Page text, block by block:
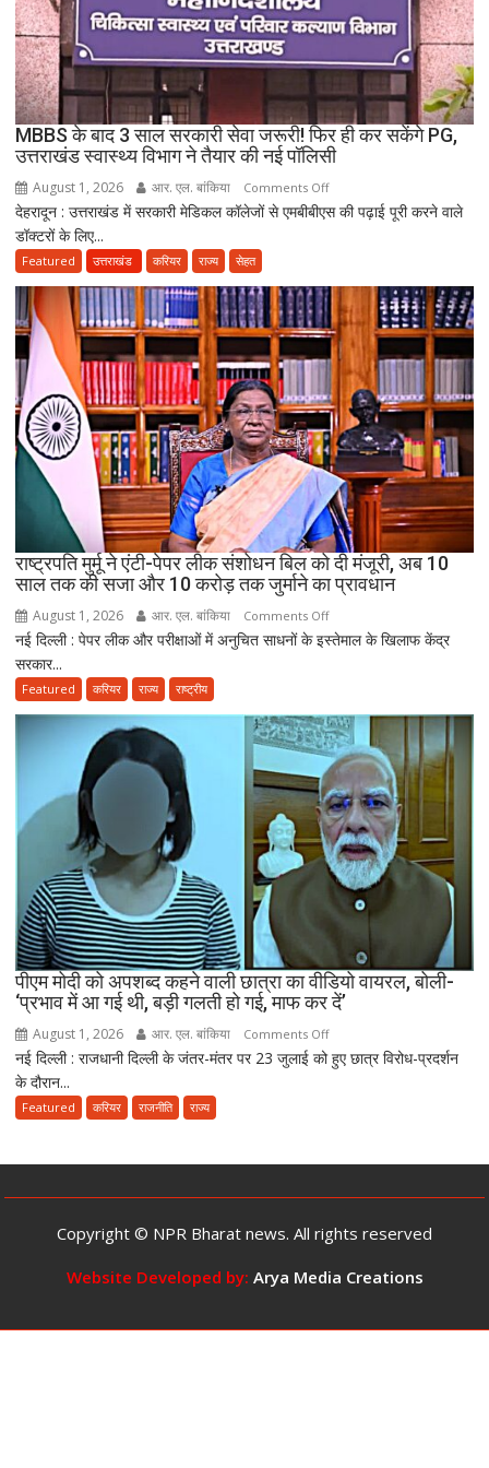
दो
की
दर्दनाक
मौत,
दो
अब
भी
लापता
MBBS के बाद 3 साल सरकारी सेवा जरूरी! फिर ही कर सकेंगे PG,
उत्तराखंड स्वास्थ्य विभाग ने तैयार की नई पॉलिसी
August 1, 2026 आर. एल. बांकिया Comments Offon
MBBS
3
साल
सरकारी
सेवा
जरूरी!
फिर
ही
कर
सकेंगे
PG,
उत्तराखंड
स्वास्थ्य
विभाग
ने
तैयार
की
देहरादून : उत्तराखंड में सरकारी मेडिकल कॉलेजों से एमबीबीएस की पढ़ाई पूरी करने वाले
डॉक्टरों के लिए...
Featured उत्तराखंड करियर राज्य सेहत
राष्ट्रपति मुर्मू ने एंटी-पेपर लीक संशोधन बिल को दी मंजूरी, अब 10
साल तक की सजा और 10 करोड़ तक जुर्माने का प्रावधान
August 1, 2026 आर. एल. बांकिया Comments Offon
राष्ट्रपति
एंटी-
पेपर
लीक
संशोधन
बिल
को
दी
मंजूरी,
अब
10
तक
की
10
का
नई दिल्ली : पेपर लीक और परीक्षाओं में अनुचित साधनों के इस्तेमाल के खिलाफ केंद्र
सरकार...
Featured करियर राज्य राष्ट्रीय
पीएम मोदी को अपशब्द कहने वाली छात्रा का वीडियो वायरल, बोली-
‘प्रभाव में आ गई थी, बड़ी गलती हो गई, माफ कर दें’
August 1, 2026 आर. एल. बांकिया Comments Offon
पीएम
छात्रा
का
वीडियो
वायरल,
नई दिल्ली : राजधानी दिल्ली के जंतर-मंतर पर 23 जुलाई को हुए छात्र विरोध-प्रदर्शन
के दौरान...
Featured करियर राजनीति राज्य
Copyright © NPR Bharat news. All rights reserved
Website Developed by: Arya Media Creations